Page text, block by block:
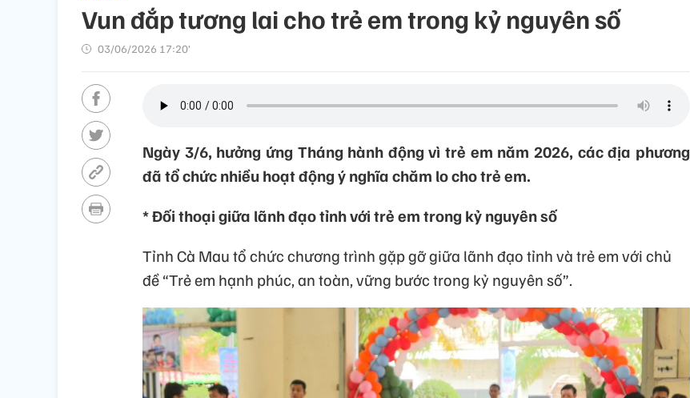
Vun đắp tương lai cho trẻ em trong kỷ nguyên số
03/06/2026 17:20’
Ngày 3/6, hưởng ứng Tháng hành động vì trẻ em năm 2026, các địa phương
đã tổ chức nhiều hoạt động ý nghĩa chăm lo cho trẻ em.
* Đối thoại giữa lãnh đạo tỉnh với trẻ em trong kỷ nguyên số
Tỉnh Cà Mau tổ chức chương trình gặp gỡ giữa lãnh đạo tỉnh và trẻ em với chủ
đề “Trẻ em hạnh phúc, an toàn, vững bước trong kỷ nguyên số”.